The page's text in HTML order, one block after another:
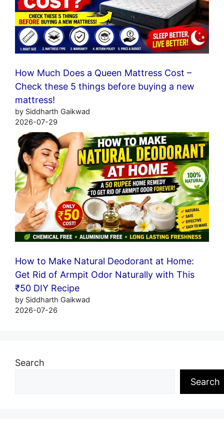
How Much Does a Queen Mattress Cost –
Check these 5 things before buying a new
mattress!
by Siddharth Gaikwad
2026-07-29
How to Make Natural Deodorant at Home:
Get Rid of Armpit Odor Naturally with This
₹50 DIY Recipe
by Siddharth Gaikwad
2026-07-26
Search
Search